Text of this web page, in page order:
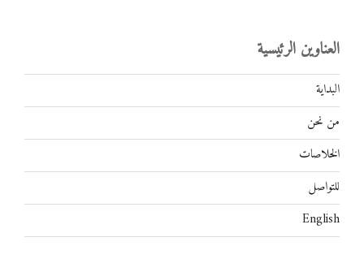
العناوين الرئيسية
البداية
من نحن
الخلاصات
للتواصل
English